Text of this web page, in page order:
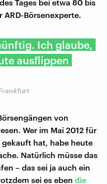
Tages bei etwa 80 bis
ARD-Börsenexperte.
Ich glaube,
ausflippen
von
Wer im Mai 2012 für
hat, habe heute
Natürlich müsse das
– das sei ja auch ein
sei es eben die